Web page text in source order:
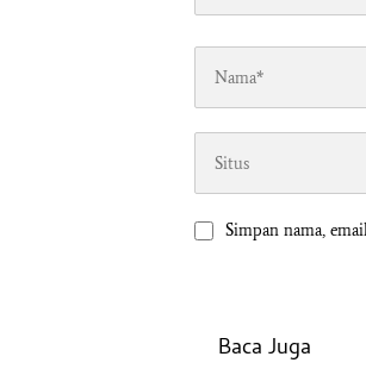
Simpan nama,
Baca Juga